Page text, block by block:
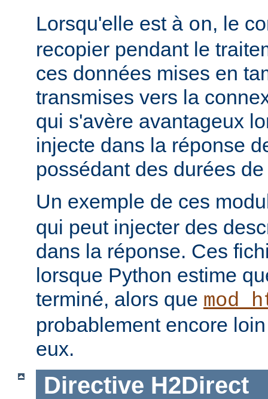
Lorsqu'elle est à on, le
recopier pendant le
ces données mises en
transmises vers la
qui s'avère avantageux
injecte dans la réponse
possédant des durées
Un exemple de ces
qui peut injecter des
dans la réponse. Ces
lorsque Python estime
terminé, alors que
probablement encore
eux.
Directive H2Direct